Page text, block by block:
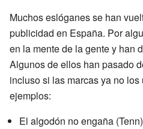
Muchos eslóganes se han
publicidad en España. Por
en la mente de la gente y han
Algunos de ellos han pasado
incluso si las marcas ya no
ejemplos:
El algodón no engaña (Tenn)